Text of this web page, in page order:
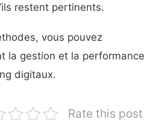
restent pertinents.
vous pouvez
la gestion et la performance
digitaux.
Rate this post